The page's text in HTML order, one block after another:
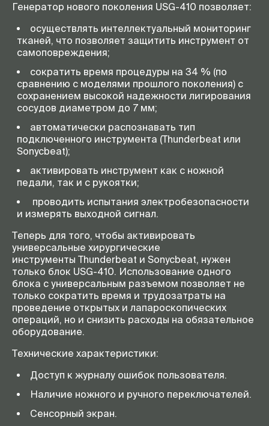
Генератор нового поколения USG-410 позволяет:
осуществлять интеллектуальный мониторинг
тканей, что позволяет защитить инструмент от
самоповреждения;
сократить время процедуры на 34 % (по
сравнению с моделями прошлого поколения) с
сохранением высокой надежности лигирования
сосудов диаметром до 7 мм;
автоматически распознавать тип
подключенного инструмента (Thunderbeat или
Sonycbeat);
активировать инструмент как с ножной
педали, так и с рукоятки;
проводить испытания электробезопасности
и измерять выходной сигнал.
Теперь для того, чтобы активировать
универсальные хирургические
инструменты Thunderbeat и Sonycbeat, нужен
только блок USG-410. Использование одного
блока с универсальным разъемом позволяет не
только сократить время и трудозатраты на
проведение открытых и лапароскопических
операций, но и снизить расходы на обязательное
оборудование.
Технические характеристики:
Доступ к журналу ошибок пользователя.
Наличие ножного и ручного переключателей.
Сенсорный экран.